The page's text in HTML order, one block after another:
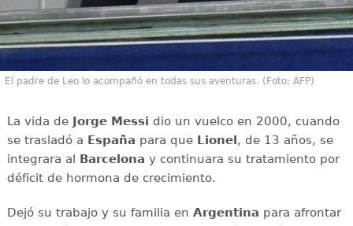
El padre de Leo lo acompañó en todas sus aventuras. (Foto: AFP)
La vida de Jorge Messi dio un vuelco en 2000, cuando
se trasladó a España para que Lionel , de 13 años, se
integrara al
Barcelona y continuara su tratamiento por
déficit de hormona de crecimiento.
Dejó su trabajo y su familia en Argentina para afrontar